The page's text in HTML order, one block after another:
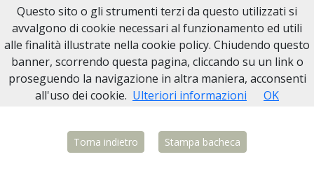
Necrologi Biella
Home Italia BI Chiavazza Massimo Communara
Torna indietro Stampa bacheca
Questo sito o gli strumenti terzi da questo utilizzati si
avvalgono di cookie necessari al funzionamento ed utili
alle finalità illustrate nella cookie policy. Chiudendo questo
banner, scorrendo questa pagina, cliccando su un link o
proseguendo la navigazione in altra maniera, acconsenti
all'uso dei cookie. Ulteriori informazioni OK